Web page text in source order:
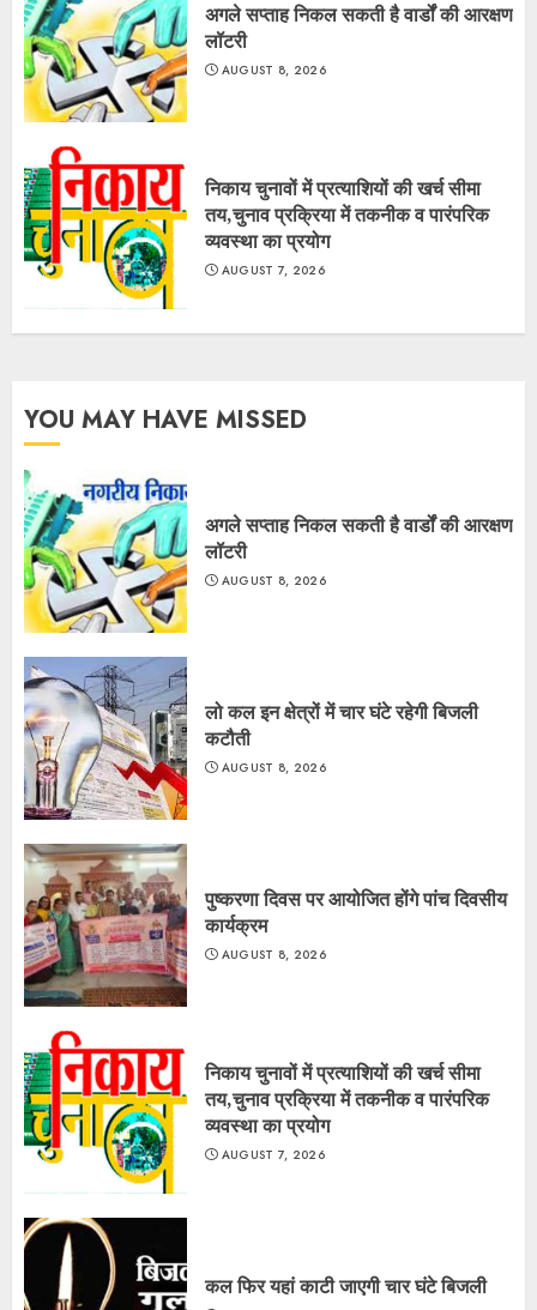
अगले सप्ताह निकल सकती है वार्डों की आरक्षण
लॉटरी
AUGUST 8, 2026
निकाय चुनावों में प्रत्याशियों की खर्च सीमा
तय,चुनाव प्रक्रिया में तकनीक व पारंपरिक
व्यवस्था का प्रयोग
AUGUST 7, 2026
YOU MAY HAVE MISSED
अगले सप्ताह निकल सकती है वार्डों की आरक्षण
लॉटरी
AUGUST 8, 2026
लो कल इन क्षेत्रों में चार घंटे रहेगी बिजली
कटौती
AUGUST 8, 2026
पुष्करणा दिवस पर आयोजित होंगे पांच दिवसीय
कार्यक्रम
AUGUST 8, 2026
निकाय चुनावों में प्रत्याशियों की खर्च सीमा
तय,चुनाव प्रक्रिया में तकनीक व पारंपरिक
व्यवस्था का प्रयोग
AUGUST 7, 2026
कल फिर यहां काटी जाएगी चार घंटे बिजली